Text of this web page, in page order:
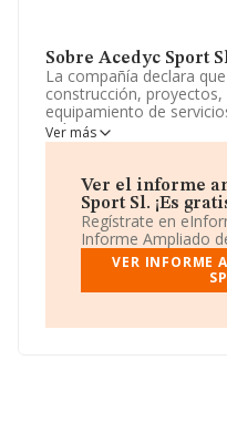
Sobre Acedyc Sport
La compañía declara
construcción,
equipamiento de
así como compraventa,
material deportivo. la
hotelera de re. La
Sociedad Limitada.
'Construcción de
La compañía es
La sociedad española
B73757676, tiene
Murcia.
Ver más
Ver el informe
Sport Sl. ¡Es
Regístrate en
Informe Ampliado
VER INFORME